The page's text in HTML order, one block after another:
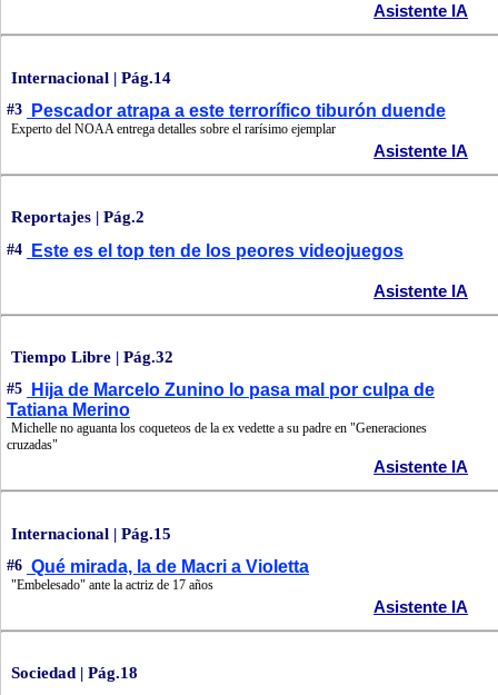
Asistente IA
Internacional | Pág.14
#3 Pescador atrapa a este terrorífico tiburón duende
Experto del NOAA entrega detalles sobre el rarísimo ejemplar
Asistente IA
Reportajes | Pág.2
#4 Este es el top ten de los peores videojuegos
Asistente IA
Tiempo Libre | Pág.32
#5
Hija de Marcelo Zunino lo pasa mal por culpa de
Tatiana Merino
Michelle no aguanta los coqueteos de la ex vedette a su padre en "Generaciones
cruzadas"
Asistente IA
Internacional | Pág.15
#6 Qué mirada, la de Macri a Violetta
"Embelesado" ante la actriz de 17 años
Asistente IA
Sociedad | Pág.18